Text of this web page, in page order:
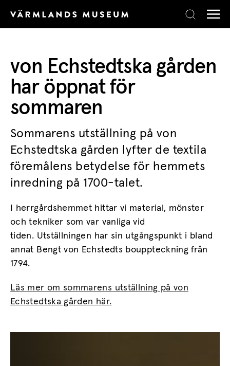
von Echstedtska gården
har öppnat för
sommaren
Sommarens utställning på von
Echstedtska gården lyfter de textila
föremålens betydelse för hemmets
inredning på 1700-talet.
I herrgårdshemmet hittar vi material, mönster
och tekniker som var vanliga vid
tiden. Utställningen har sin utgångspunkt i bland
annat Bengt von Echstedts bouppteckning från
1794.
Läs mer om sommarens utställning på von
Echstedtska gården här.